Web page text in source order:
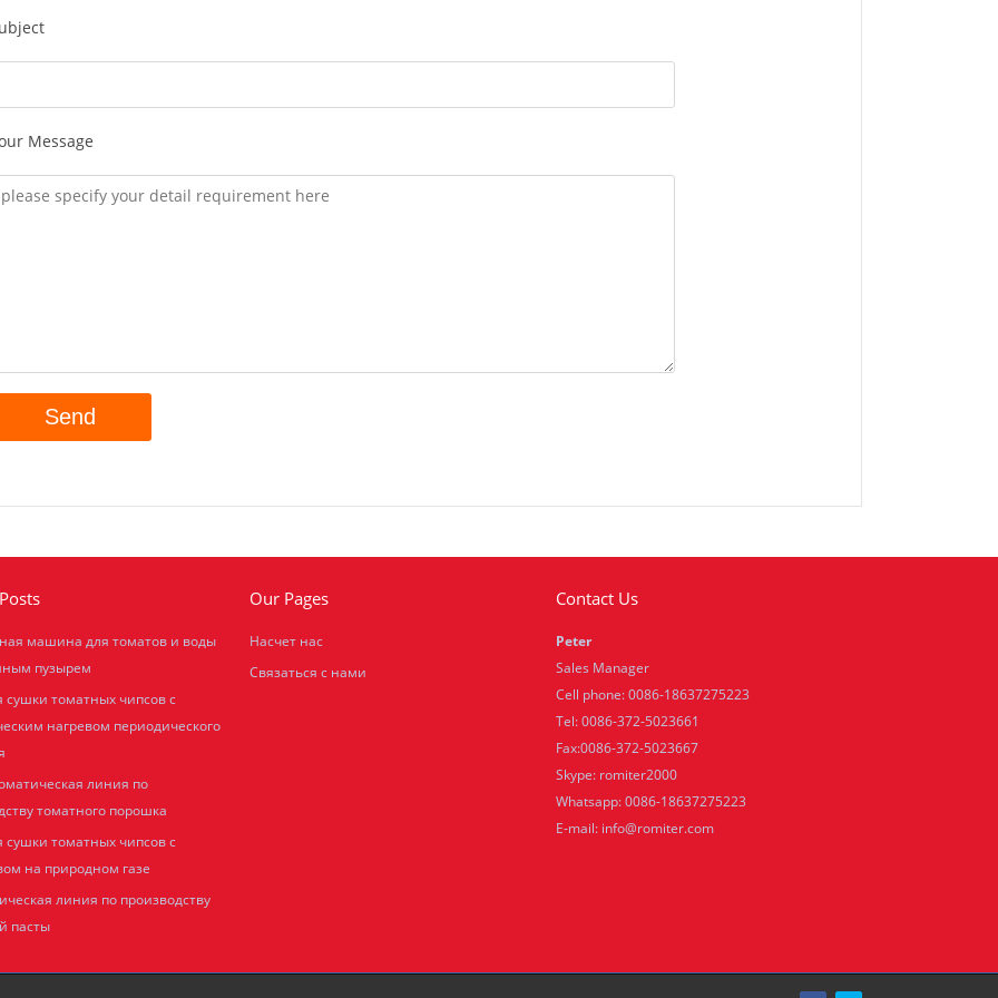
Message
машина для томатов и воды
пузырем
сушки томатных чипсов с
нагревом периодического
линия по
томатного порошка
сушки томатных чипсов с
на природном газе
линия по производству
пасты
Our Pages
Насчет нас
Связаться с нами
Contact Us
Peter
Sales Manager
Cell phone: 0086-18637275223
Tel: 0086-372-5023661
Fax:0086-372-5023667
Skype: romiter2000
Whatsapp: 0086-18637275223
E-mail: info@romiter.com